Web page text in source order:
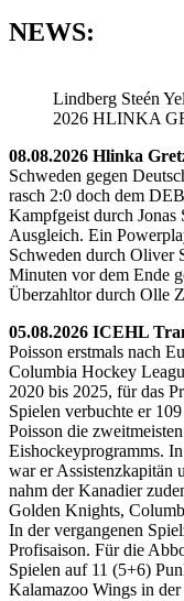
NEWS:
Lindberg Steén
2026 HLINKA
08.08.2026 Hlinka
Schweden gegen
rasch 2:0 doch dem
Kampfgeist durch
Ausgleich. Ein
Schweden durch Oliver
Minuten vor dem Ende
Überzahltor durch Olle
05.08.2026 ICEHL
Poisson erstmals nach
Columbia Hockey
2020 bis 2025, für das
Spielen verbuchte er
Poisson die
Eishockeyprogramms.
war er Assistenzkapitän
nahm der Kanadier
Golden Knights,
In der vergangenen
Profisaison. Für die
Spielen auf 11 (5+6)
Kalamazoo Wings in